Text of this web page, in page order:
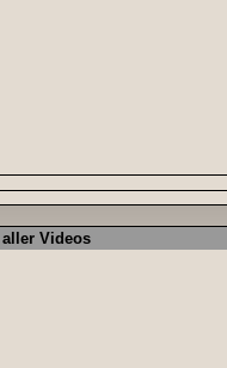
Videos